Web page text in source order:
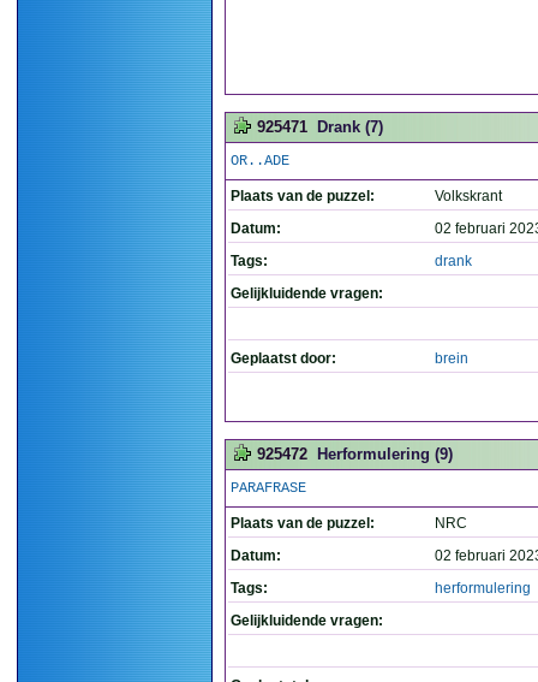
925471 Drank (7)
OR..ADE
Plaats van de puzzel:
Volkskrant
Datum:
02 februari
Tags:
drank
Gelijkluidende vragen:
Geplaatst door: brein
925472 Herformulering (9)
PARAFRASE
Plaats van de puzzel:
NRC
Datum:
02 februari
Tags:
herformulering
Gelijkluidende vragen: